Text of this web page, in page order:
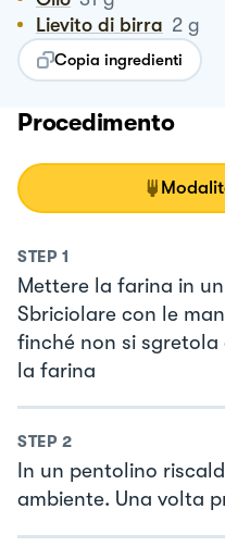
Lievito di birra 2 g
Copia ingredienti
Procedimento
STEP 1
Mettere la farina in
Sbriciolare con le
finché non si
la farina
STEP 2
In un pentolino
ambiente. Una volta